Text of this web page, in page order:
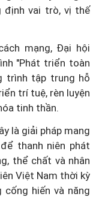
định vai trò, vị thế
mạng, Đại hội
"Phát triển toàn
trình tập trung hỗ
trí tuệ, rèn luyện
tinh thần.
là giải pháp mang
thanh niên phát
thể chất và nhân
Việt Nam thời kỳ
hiến và năng